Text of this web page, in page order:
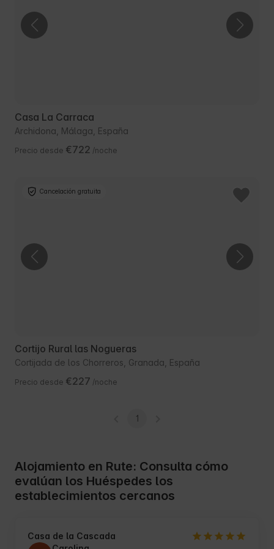
Casa La Carraca
Archidona, Málaga, España
Precio desde €722 /noche
Cancelación gratuita
Cortijo Rural las Nogueras
Cortijada de los Chorreros, Granada, España
Precio desde €227 /noche
1
Alojamiento en Rute: Consulta cómo
evalúan los Huéspedes los
establecimientos cercanos
Casa de la Cascada